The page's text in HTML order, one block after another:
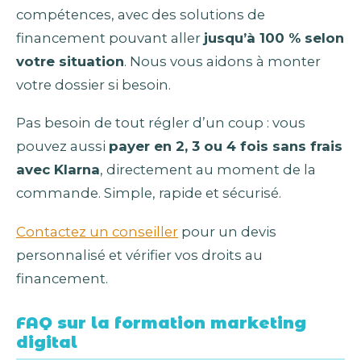
compétences, avec des solutions de
financement pouvant aller jusqu’à 100 % selon
votre situation. Nous vous aidons à monter
votre dossier si besoin.
Pas besoin de tout régler d’un coup : vous
pouvez aussi payer en 2, 3 ou 4 fois sans frais
avec Klarna, directement au moment de la
commande. Simple, rapide et sécurisé.
Contactez un conseiller pour un devis
personnalisé et vérifier vos droits au
financement.
FAQ sur la formation marketing
digital